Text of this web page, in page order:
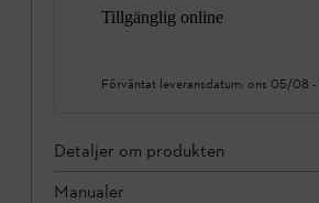
Tillgänglig online
Förväntat leveransdatum: ons 05/08 -
Detaljer om produkten
Manualer